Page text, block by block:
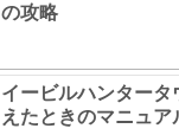
の攻略
イービルハンタータ
えたときのマニュア